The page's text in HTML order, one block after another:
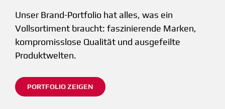
Unser Brand-Portfolio hat alles, was ein
Vollsortiment braucht: faszinierende Marken,
kompromisslose Qualität und ausgefeilte
Produktwelten.
PORTFOLIO ZEIGEN